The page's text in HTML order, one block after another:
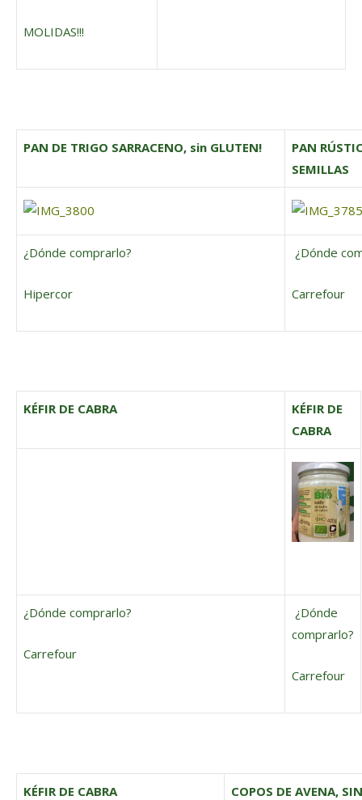
MOLIDAS!!!
PAN DE TRIGO SARRACENO, sin GLUTEN!
PAN
SEMILLAS
¿Dónde comprarlo?
Hipercor
¿Dónde
Carrefour
KÉFIR DE CABRA
KÉFIR DE
CABRA
¿Dónde comprarlo?
Carrefour
¿Dónde
comprarlo?
Carrefour
KÉFIR DE CABRA COPOS DE AVENA,